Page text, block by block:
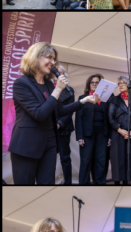
Ein Frühstück für die
Annenstraße - Das vierte
Annenfrühstück
22.07.2026
Seit 50 Jahren steht
Starkoch Johann Lafer in
der Küche
22.07.2026
Spiel, Spaß und Lernen in
der Kinderstadt Bibongo
14.07.2026
Die Grüne Nacht des
steirischen Tourismus
09.07.2026
Sommerfest der
Industriellenvereinigung
Steiermark 2026
08.07.2026